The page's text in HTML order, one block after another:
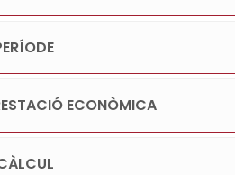
ECONÒMICA